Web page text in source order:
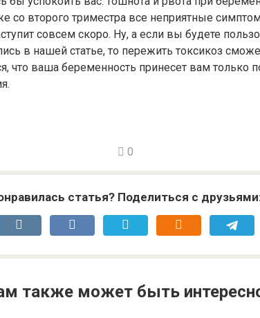
со второго триместра все неприятные
совсем скоро. Ну, а если вы будете
в нашей статье, то пережить токсикоз
что ваша беременность принесет вам только
0
статья? Поделиться с
также может быть